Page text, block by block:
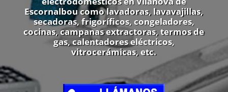
Escornalbou como lavadoras, lavavajillas,
secadoras, frigoríficos, congeladores,
cocinas, campanas extractoras, termos de
gas, calentadores eléctricos,
vitrocerámicas, etc.